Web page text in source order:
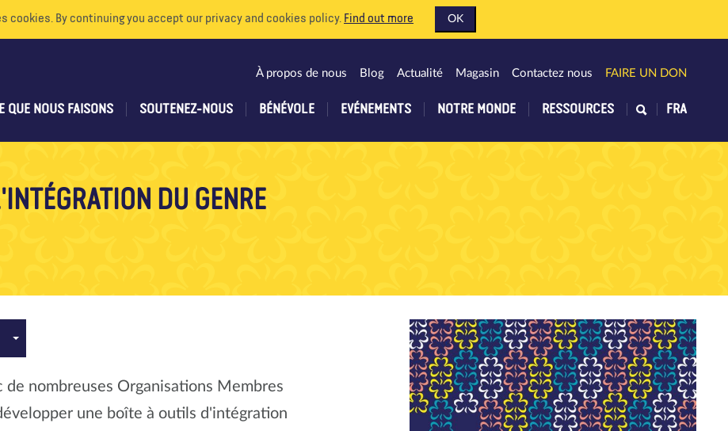
cookies. By continuing you accept our privacy and cookies policy. Find out more OK
QUE NOUS FAISONS SOUTENEZ-NOUS BÉNÉVOLE EVÉNEMENTS NOTRE MONDE RESSOURCES
À propos de nous Blog Actualité Magasin Contactez nous FAIRE UN DON
FRA
DU GENRE
de nombreuses Organisations Membres
une boîte à outils d'intégration